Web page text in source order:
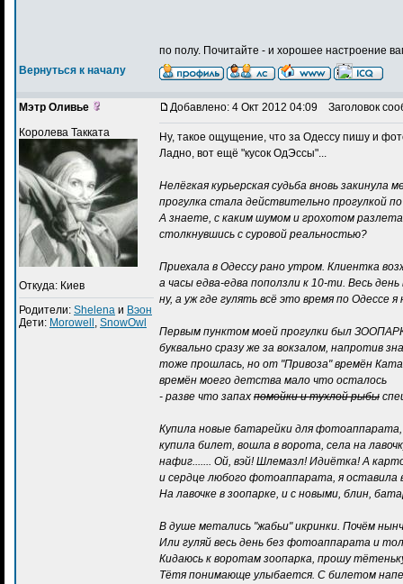
по полу. Почитайте - и хорошее настроение
Вернуться к началу
Мэтр Оливье
Королева Такката
Откуда: Киев
Родители: Shelena и Вэон
Дети: Morowell SnowOwl
Добавлено: 4 Окт 2012 04:09 Заголовок
Ну, такое ощущение, что за Одессу пишу и
Ладно, вот ещё "кусок ОдЭссы"...
Нелёгкая курьерская судьба вновь закинула
прогулка стала действительно прогулкой
А знаете, с каким шумом и грохотом
столкнувшись с суровой реальностью?
Приехала в Одессу рано утром. Клиентка
а часы едва-едва поползли к 10-ти. Весь день
ну, а уж где гулять всё это время по Одессе я
Первым пунктом моей прогулки был
буквально сразу же за вокзалом, напротив
тоже прошлась, но от "Привоза" времён
времён моего детства мало что осталось
- разве что запах помойки и тухлой рыбы
Купила новые батарейки для фотоаппарата,
купила билет, вошла в ворота, села на
нафиг....... Ой, вэй! Шлемазл! Идиётка! А
и сердце любого фотоаппарата, я оставила
На лавочке в зоопарке, и с новыми, блин,
В душе метались "жабьи" икринки. Почём
Или гуляй весь день без фотоаппарата и
Кидаюсь к воротам зоопарка, прошу
Тётя понимающе улыбается. С билетом